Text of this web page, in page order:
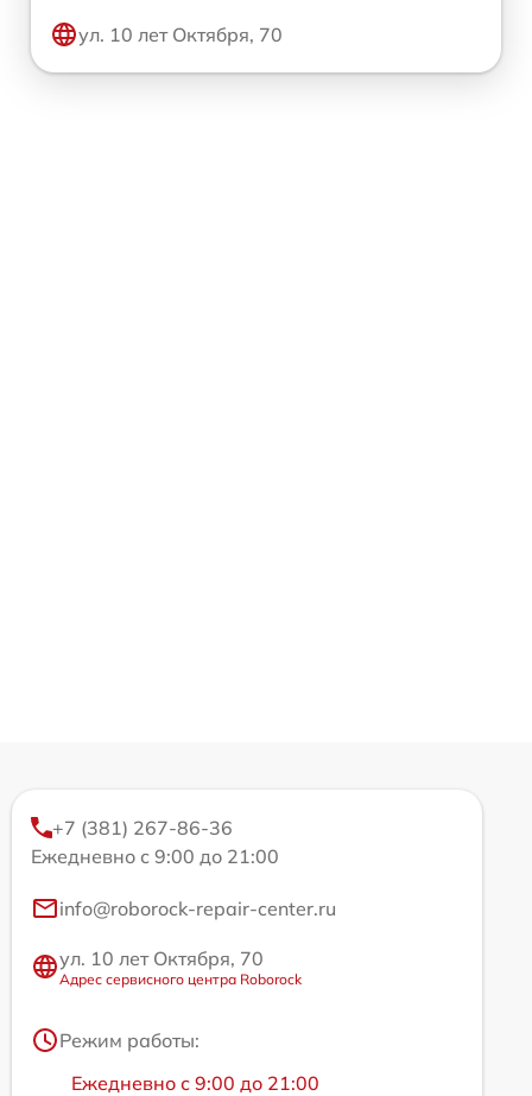
ул. 10 лет Октября, 70
+7 (381) 267-86-36
Ежедневно с 9:00 до 21:00
info@roborock-repair-center.ru
ул. 10 лет Октября, 70
Адрес сервисного центра Roborock
Режим работы:
Ежедневно с 9:00 до 21:00